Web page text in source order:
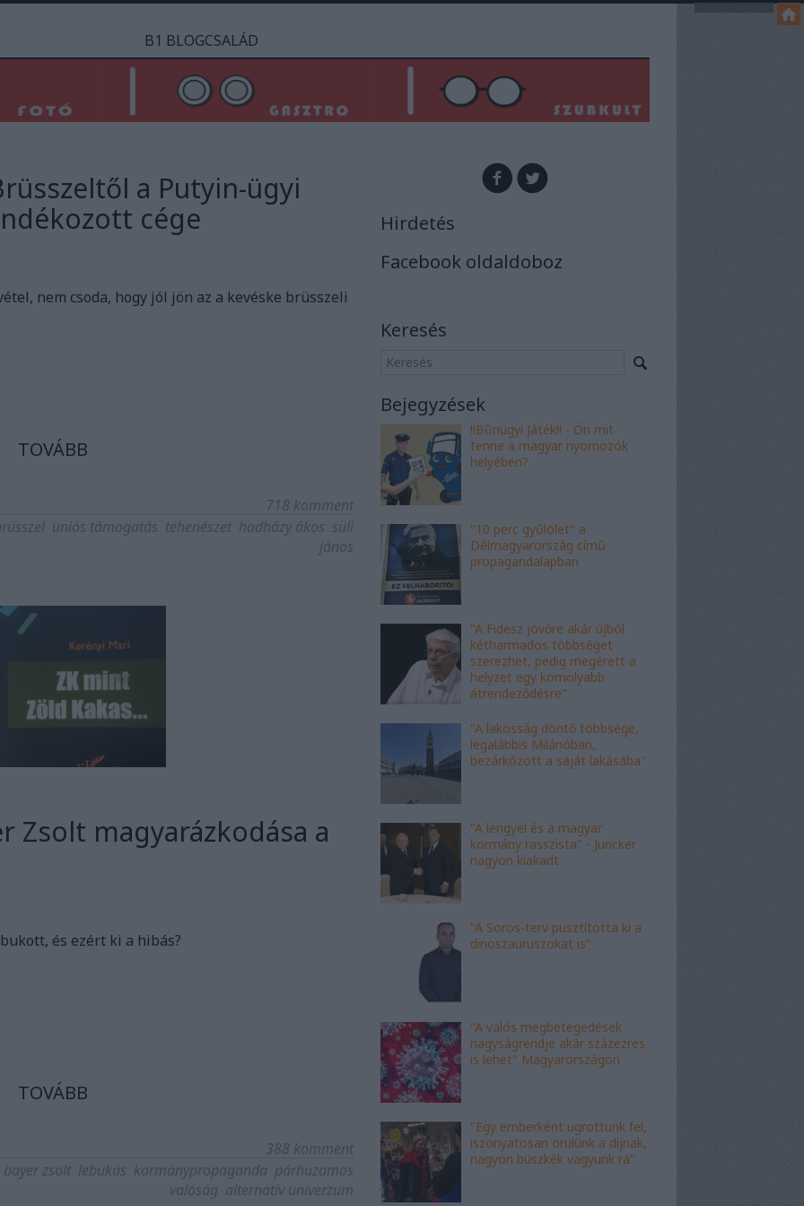
B1 BLOGCSALÁD
a Putyin-ügyi
cége
nem csoda, hogy jól jön az a kevéske brüsszeli
TOVÁBB
718 komment
uniós támogatás tehenészet hadházy ákos süli
jános
Zsolt magyarázkodása a
és ezért ki a hibás?
TOVÁBB
388 komment
bayer zsolt lebukás kormánypropaganda párhuzamos
valóság alternatív univerzum
Hirdetés
Facebook oldaldoboz
Keresés
Bejegyzések
!!Bűnügyi Játék!! - Ön mit
tenne a magyar nyomozók
helyében?
"10 perc gyűlölet" a
Délmagyarország című
propagandalapban
"A Fidesz jövőre akár újból
kétharmados többséget
szerezhet, pedig megérett a
helyzet egy komolyabb
átrendeződésre"
"A lakosság döntő többsége,
legalábbis Milánóban,
bezárkózott a saját lakásába"
"A lengyel és a magyar
kormány rasszista" - Juncker
nagyon kiakadt
"A Soros-terv pusztította ki a
dinoszauruszokat is"
"A valós megbetegedések
nagyságrendje akár százezres
is lehet" Magyarországon
"Egy emberként ugrottunk fel,
iszonyatosan örülünk a díjnak,
nagyon büszkék vagyunk rá"